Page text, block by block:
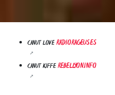
CANUT LOVERADIORAGEUSES
CANUT KIFFEREBELLYON.INFO